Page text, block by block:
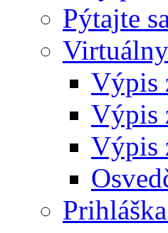
Pýtajte
Výpis
Výpis
Výpis